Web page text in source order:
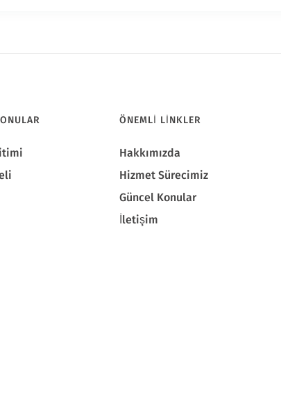
ÖNEMLI LINKLER
Hakkımızda
Hizmet Sürecimiz
Güncel Konular
İletişim